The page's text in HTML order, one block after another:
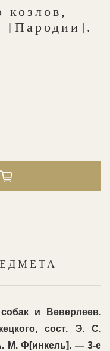
[Пародии].
и Веверлеев.
сост. Э. С.
М. Ф[инкель]. — 3-е